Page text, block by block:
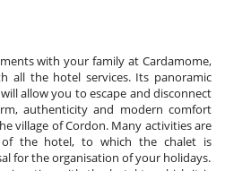
with your family at Cardamome,
all the hotel services. Its panoramic
allow you to escape and disconnect
authenticity and modern comfort
village of Cordon. Many activities are
the hotel, to which the chalet is
for the organisation of your holidays.